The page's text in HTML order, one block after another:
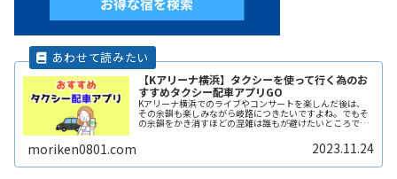
【Kアリーナ横浜】タクシーを使って行く為のお
すすめタクシー配車アプリGO
Kアリーナ横浜でのライブやコンサートを楽しんだ後は、
その余韻も楽しみながら岐路につきたいですよね。でもそ
の余韻をかき消すほどの混雑は誰もが避けたいところで
す。かといって混雑回避を理由にイベントの途中で帰りた
くもないし、でも終電は気になるしとReadMore...
moriken0801.com 2023.11.24